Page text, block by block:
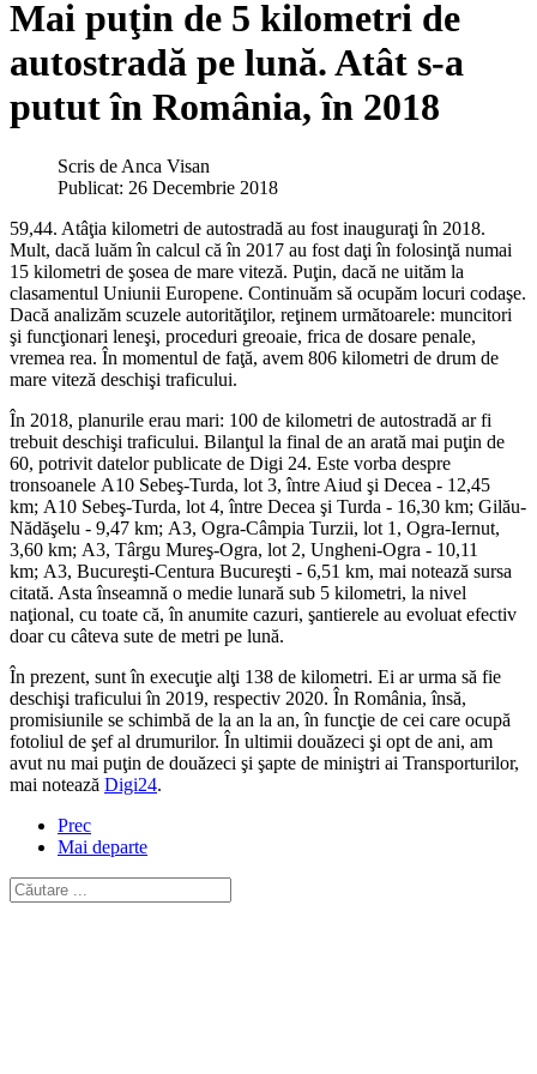
Mai puţin de 5 kilometri de
autostradă pe lună. Atât s-a
putut în România, în 2018
Scris de Anca Visan
Publicat: 26 Decembrie 2018
59,44. Atâţia kilometri de autostradă au fost inauguraţi în 2018.
Mult, dacă luăm în calcul că în 2017 au fost daţi în folosinţă numai
15 kilometri de şosea de mare viteză. Puţin, dacă ne uităm la
clasamentul Uniunii Europene. Continuăm să ocupăm locuri codaşe.
Dacă analizăm scuzele autorităţilor, reţinem următoarele: muncitori
şi funcţionari leneşi, proceduri greoaie, frica de dosare penale,
vremea rea. În momentul de faţă, avem 806 kilometri de drum de
mare viteză deschişi traficului.
În 2018, planurile erau mari: 100 de kilometri de autostradă ar fi
trebuit deschişi traficului. Bilanţul la final de an arată mai puţin de
60, potrivit datelor publicate de Digi 24. Este vorba despre
tronsoanele A10 Sebeş-Turda, lot 3, între Aiud şi Decea - 12,45
km; A10 Sebeş-Turda, lot 4, între Decea şi Turda - 16,30 km; Gilău-
Nădăşelu - 9,47 km; A3, Ogra-Câmpia Turzii, lot 1, Ogra-Iernut,
3,60 km; A3, Târgu Mureş-Ogra, lot 2, Ungheni-Ogra - 10,11
km; A3, Bucureşti-Centura Bucureşti - 6,51 km, mai notează sursa
citată. Asta înseamnă o medie lunară sub 5 kilometri, la nivel
naţional, cu toate că, în anumite cazuri, şantierele au evoluat efectiv
doar cu câteva sute de metri pe lună.
În prezent, sunt în execuţie alţi 138 de kilometri. Ei ar urma să fie
deschişi traficului în 2019, respectiv 2020. În România, însă,
promisiunile se schimbă de la an la an, în funcţie de cei care ocupă
fotoliul de şef al drumurilor. În ultimii douăzeci şi opt de ani, am
avut nu mai puţin de douăzeci şi şapte de miniştri ai Transporturilor,
mai notează Digi24.
Prec
Mai departe